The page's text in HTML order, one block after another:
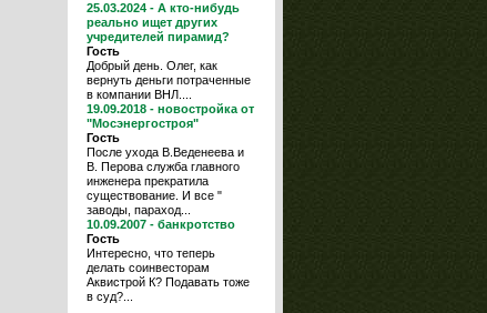
25.03.2024 - А кто-нибудь
реально ищет других
учредителей пирамид?
Гость
Добрый день. Олег, как
вернуть деньги потраченные
в компании ВНЛ....
19.09.2018 - новостройка от
"Мосэнергостроя"
Гость
После ухода В.Веденеева и
В. Перова служба главного
инженера прекратила
существование. И все "
заводы, параход...
10.09.2007 - банкротство
Гость
Интересно, что теперь
делать соинвесторам
Аквистрой К? Подавать тоже
в суд?...